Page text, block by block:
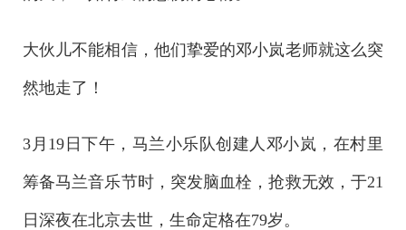
大伙儿不能相信，他们挚爱的邓小岚老师就这么突
然地走了！
3月19日下午，马兰小乐队创建人邓小岚，在村里
筹备马兰音乐节时，突发脑血栓，抢救无效，于21
日深夜在北京去世，生命定格在79岁。